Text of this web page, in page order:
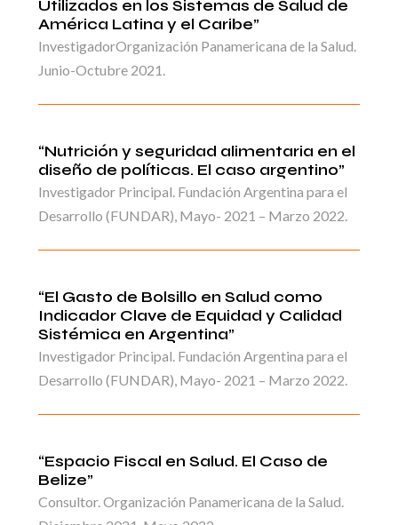
Utilizados en los Sistemas de Salud de
América Latina y el Caribe”
InvestigadorOrganización Panamericana de la Salud.
Junio-Octubre 2021.
“Nutrición y seguridad alimentaria en el
diseño de políticas. El caso argentino”
Investigador Principal. Fundación Argentina para el
Desarrollo (FUNDAR), Mayo- 2021 – Marzo 2022.
“El Gasto de Bolsillo en Salud como
Indicador Clave de Equidad y Calidad
Sistémica en Argentina”
Investigador Principal. Fundación Argentina para el
Desarrollo (FUNDAR), Mayo- 2021 – Marzo 2022.
“Espacio Fiscal en Salud. El Caso de
Belize”
Consultor. Organización Panamericana de la Salud.